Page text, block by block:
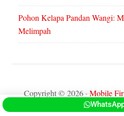
Pohon Kelapa Pandan Wangi:
Melimpah
Copyright © 2026 · Mobile
Framework·